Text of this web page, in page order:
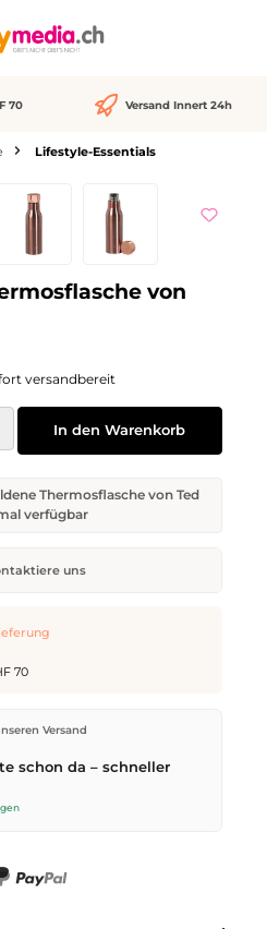
70 Versand Innert 24h
Lifestyle-Essentials
von
versandbereit
Wert ein oder benutze die
In den Warenkorb
Thermosflasche von Ted
verfügbar
uns
E-Mail-Adresse
70
Lager in Kriens. Ab
bis
versendet – Zustellung am
Post.
Versand
schon da – schneller